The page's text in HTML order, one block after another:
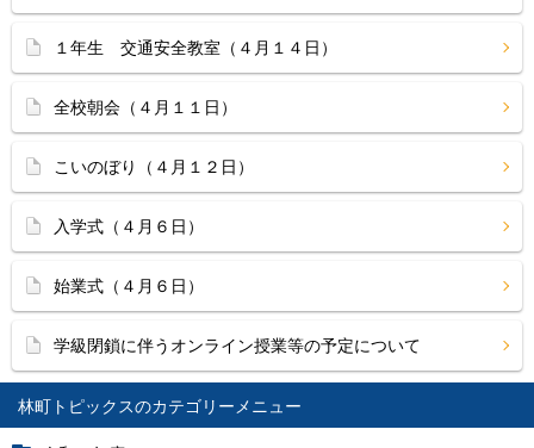
林町トピックス
１年生 交通安全教室（４月１４日）
全校朝会（４月１１日）
こいのぼり（４月１２日）
入学式（４月６日）
始業式（４月６日）
学級閉鎖に伴うオンライン授業等の予定について